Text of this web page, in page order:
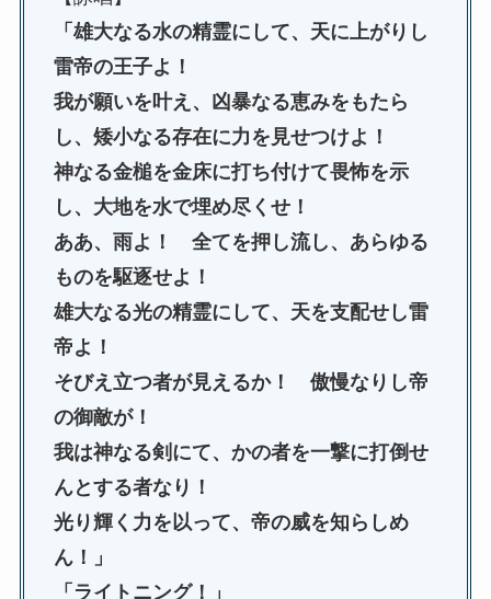
「雄大なる水の精霊にして、天に上がりし
雷帝の王子よ！
我が願いを叶え、凶暴なる恵みをもたら
し、矮小なる存在に力を見せつけよ！
神なる金槌を金床に打ち付けて畏怖を示
し、大地を水で埋め尽くせ！
ああ、雨よ！ 全てを押し流し、あらゆる
ものを駆逐せよ！
雄大なる光の精霊にして、天を支配せし雷
帝よ！
そびえ立つ者が見えるか！ 傲慢なりし帝
の御敵が！
我は神なる剣にて、かの者を一撃に打倒せ
んとする者なり！
光り輝く力を以って、帝の威を知らしめ
ん！」
「ライトニング！」